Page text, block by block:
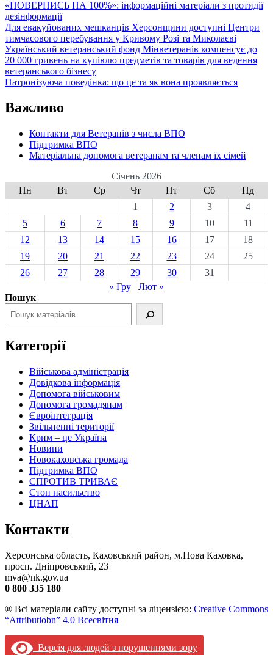
відсутності
світла
та
опалення
«ПОВЕРНИСЬ НА 100%»: інформаційні матеріали з протидії
дезінформації
Для евакуйованих мешканців Херсонщини доступні Центри
тимчасового перебування у Кривому Розі та Миколаєві
Український ветеранський фонд Мінветеранів компенсує до
20 000 гривень на купівлю предметів та товарів для ведення
ветеранського бізнесу
Патронізуюча поведінка: що це та як вона проявляється
Важливо
Контакти для Ветеранів з числа ВПО
Підтримка ВПО
Матеріальна допомога ветеранам та членам їх сімей
Січень 2026
Пн
Вт Ср Чт Пт Сб
Нд
1
2 3
4
5
6 7 8 9 10
11
12
13 14 15 16 17
18
19
20 21 22 23 24
25
26
27 28 29 30
31
« Гру
Лют »
Пошук
Категорії
Військова адміністрація
Довідкова інформація
Допомога військовим
Допомога громадянам
Євроінтеграція
Звільненні території
Крим – це Україна
Новини
Новокаховська громада
Підтримка ВПО
СПРОТИВ ТРИВАЄ
Стоп насильство
ЦНАП
Контакти
Херсонська область, Каховський район, м.Нова Каховка,
просп. Дніпровський, 23
mva@nk.gov.ua
0 800 335 180
® Всі матеріали сайту доступні за ліцензією: Creative Commons
“Attributiobn” 4.0 Всесвітня
Версія для людей з порушеннями зору